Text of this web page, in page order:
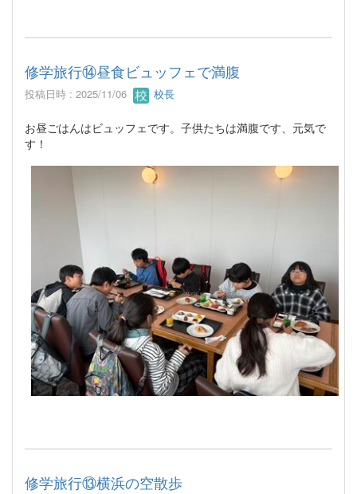
修学旅行⑭昼食ビュッフェで満腹
投稿日時 : 2025/11/06 校長
お昼ごはんはビュッフェです。子供たちは満腹です、元気で
す！
修学旅行⑬横浜の空散歩